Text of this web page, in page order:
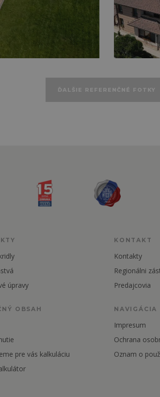
ĎALŠIE REFERENČNÉ FOTKY
úpravy
OBSAH
pre vás kalkuláciu
KONTAKT
Kontakty
Regionálni
Predajcovia
NAVIGÁCIA
Impresum
Ochrana
Oznam o